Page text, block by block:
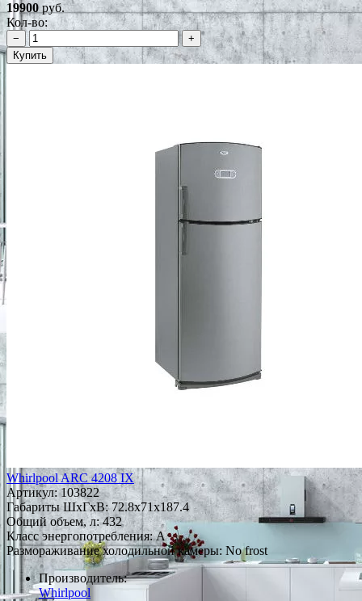
19900 руб.
Кол-во:
−
+
Купить
Whirlpool ARC 4208 IX
Артикул:103822
Габариты ШxГxВ: 72.8x71x187.4
Общий объем, л: 432
Класс энергопотребления: A
Размораживание холодильной камеры: No frost
Производитель:
Whirlpool